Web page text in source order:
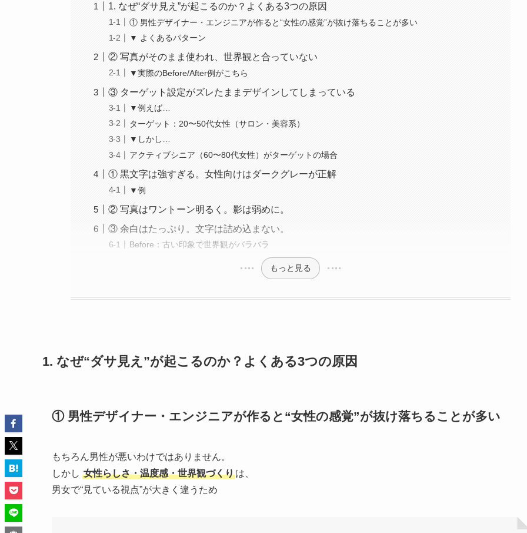
1. なぜ“ダサ見え”が起こるのか？よくある3つの原因
① 男性デザイナー・エンジニアが作ると“女性の感覚”が抜け落ちることが多い
▼ よくあるパターン
② 写真がそのまま使われ、世界観と合っていない
▼実際のBefore/After例がこちら
③ ターゲット設定がズレたままデザインしてしまっている
▼例えば…
ターゲット：20〜50代女性（サロン・美容系）
▼しかし…
アクティブシニア（60〜80代女性）がターゲットの場合
① 黒文字は強すぎる。女性向けはダークグレーが正解
▼例
② 写真はワントーン明るく。影は弱めに。
③ 余白はたっぷり。文字は詰め込まない。
Before：古い印象で世界観がバラバラ
もっと見る
1. なぜ“ダサ見え”が起こるのか？よくある3つの原因
① 男性デザイナー・エンジニアが作ると“女性の感覚”が抜け落ちることが多い
もちろん男性が悪いわけではありません。
しかし 女性らしさ・温度感・世界観づくりは、
男女で“見ている視点”が大きく違うため